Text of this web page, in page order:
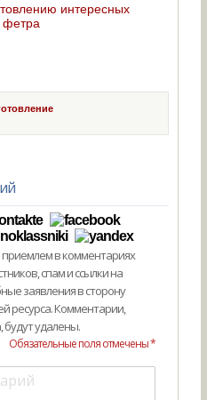
интересных
фетра
в комментариях
спам и ссылки на
заявления в сторону
ресурса. Комментарии,
удалены.
Обязательные поля отмечены *